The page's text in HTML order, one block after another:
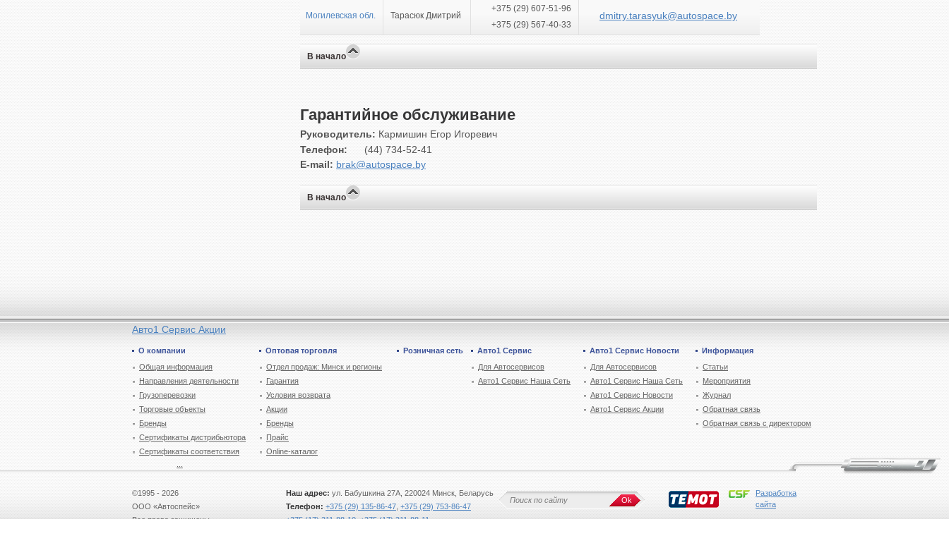
Могилевская обл. Тарасюк Дмитрий
+375 (29) 607-51-96
+375 (29) 567-40-33
dmitry.tarasyuk@autospace.by
В начало
Гарантийное обслуживание
Руководитель: Кармишин Егор Игоревич
Телефон:
(44) 734-52-41
E-mail: brak@autospace.by
В начало
Авто1 Сервис Акции
О компании
Общая информация
Направления деятельности
Грузоперевозки
Торговые объекты
Бренды
Сертификаты дистрибьютора
Сертификаты соответствия
Оптовая торговля
Отдел продаж: Минск и регионы
Гарантия
Условия возврата
Акции
Бренды
Прайс
Online-каталог
Розничная сеть
Авто1 Сервис
Для Автосервисов
Авто1 Сервис Наша Сеть
Авто1 Сервис Новости
Для Автосервисов
Авто1 Сервис Наша Сеть
Авто1 Сервис Новости
Авто1 Сервис Акции
Информация
Статьи
Мероприятия
Журнал
Обратная связь
Обратная связь с директором
©1995 - 2026
ООО «Автоспейс»
Все права защищены
Наш адрес: ул. Бабушкина 27А, 220024 Минск, Беларусь
Телефон: +375 (29) 135-86-47 +375 (29) 753-86-47
+375 (17) 311-88-10,+375 (17) 311-88-11
Ok
Разработка
сайта